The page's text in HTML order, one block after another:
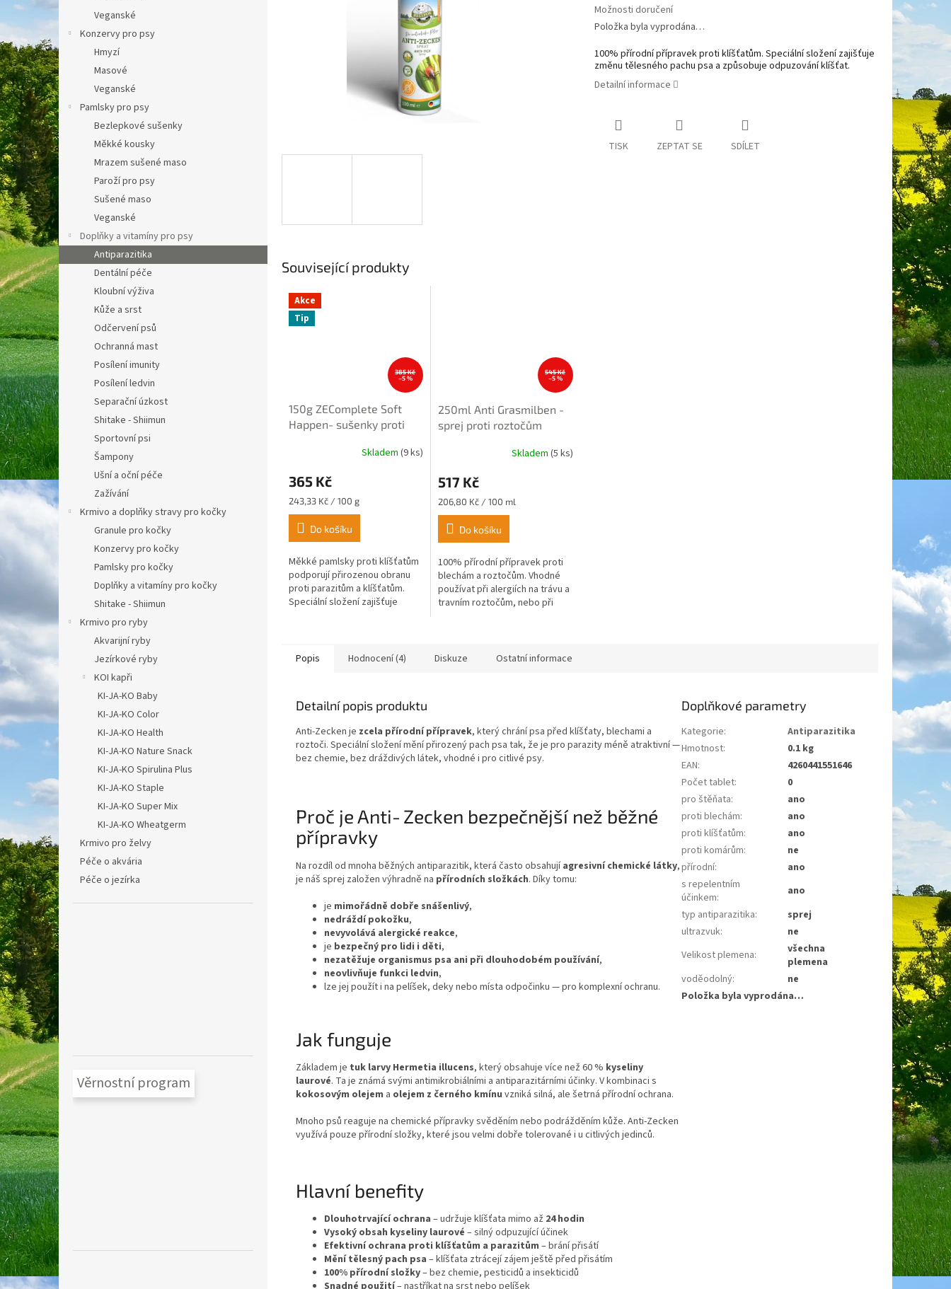
l
Veganské
Konzervy pro psy
Hmyzí
Masové
Veganské
Pamlsky pro psy
Bezlepkové sušenky
Měkké kousky
Mrazem sušené maso
Paroží pro psy
Sušené maso
Veganské
Doplňky a vitamíny pro psy
Antiparazitika
Dentální péče
Kloubní výživa
Kůže a srst
Odčervení psů
Ochranná mast
Posílení imunity
Posílení ledvin
Separační úzkost
Shitake - Shiimun
Sportovní psi
Šampony
Ušní a oční péče
Zažívání
Krmivo a doplňky stravy pro kočky
Granule pro kočky
Konzervy pro kočky
Pamlsky pro kočky
Doplňky a vitamíny pro kočky
Shitake - Shiimun
Krmivo pro ryby
Akvarijní ryby
Jezírkové ryby
KOI kapři
KI-JA-KO Baby
KI-JA-KO Color
KI-JA-KO Health
KI-JA-KO Nature Snack
KI-JA-KO Spirulina Plus
KI-JA-KO Staple
KI-JA-KO Super Mix
KI-JA-KO Wheatgerm
Krmivo pro želvy
Péče o akvária
Péče o jezírka
Věrnostní program
Možnosti doručení
Položka byla vyprodána…
100% přírodní přípravek proti klíšťatům. Speciální složení zajišťuje
změnu tělesného pachu psa a způsobuje odpuzování klíšťat.
Detailní informace
TISK ZEPTAT SE SDÍLET
Související produkty
Akce
Tip
385 Kč
–5 %
150g ZEComplete Soft
Happen- sušenky proti
produktu
je
5,0
Skladem (9 ks)
365 Kč
Měrná
cena:
243,33 Kč / 100 g
Do košíku
Měkké pamlsky proti klíšťatům
podporují přirozenou obranu
proti parazitům a klíšťatům.
Speciální složení zajišťuje
545 Kč
–5 %
250ml Anti Grasmilben -
sprej proti roztočům
produktu
je
3,5
Skladem (5 ks)
517 Kč
Měrná
cena:
206,80 Kč / 100 ml
Do košíku
100% přírodní přípravek proti
blechám a roztočům. Vhodné
používat při alergiích na trávu a
travním roztočům, nebo při
Popis Hodnocení (4) Diskuze Ostatní informace
Detailní popis produktu
Anti‑Zecken je zcela přírodní přípravek, který chrání psa před klíšťaty, blechami a
roztoči. Speciální složení mění přirozený pach psa tak, že je pro parazity méně atraktivní —
bez chemie, bez dráždivých látek, vhodné i pro citlivé psy.
Proč je Anti‑Zecken bezpečnější než běžné
přípravky
Na rozdíl od mnoha běžných antiparazitik, která často obsahujíagresivní chemické látky,
je náš sprej založen výhradně na přírodních složkách. Díky tomu:
je mimořádně dobře snášenlivý,
nedráždí pokožku,
nevyvolává alergické reakce,
je bezpečný pro lidi i děti,
nezatěžuje organismus psa ani při dlouhodobém používání,
neovlivňuje funkci ledvin,
lze jej použít i na pelíšek, deky nebo místa odpočinku — pro komplexní ochranu.
Jak funguje
Základem je tuk larvy Hermetia illucens, který obsahuje více než 60 % kyseliny
laurové. Ta je známá svými antimikrobiálními a antiparazitárními účinky. V kombinaci s
kokosovým olejem a olejem z černého kmínu vzniká silná, ale šetrná přírodní ochrana.
Mnoho psů reaguje na chemické přípravky svěděním nebo podrážděním kůže. Anti‑Zecken
využívá pouze přírodní složky, které jsou velmi dobře tolerované i u citlivých jedinců.
Hlavní benefity
Dlouhotrvající ochrana – udržuje klíšťata mimo až 24 hodin
Vysoký obsah kyseliny laurové – silný odpuzující účinek
Efektivní ochrana proti klíšťatům a parazitům – brání přisátí
Mění tělesný pach psa – klíšťata ztrácejí zájem ještě před přisátím
100% přírodní složky– bez chemie, pesticidů a insekticidů
Snadné použití– nastříkat na srst nebo pelíšek
Doplňkové parametry
Kategorie:
Antiparazitika
Hmotnost:
0.1 kg
EAN:
4260441551646
Počet tablet:
0
pro štěňata:
ano
proti blechám:
ano
proti klíšťatům:
ano
proti komárům:
ne
přírodní:
ano
s repelentním
účinkem:
ano
typ antiparazitika:
sprej
ultrazvuk:
ne
Velikost plemena:
všechna
plemena
voděodolný:
ne
Položka byla vyprodána…